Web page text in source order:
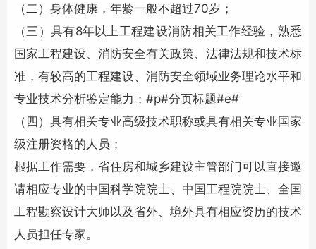
（二）身体健康，年龄一般不超过70岁；
（三）具有8年以上工程建设消防相关工作经验，熟悉
国家工程建设、 消防安全有关政策、法律法规和技术标
准，有较高的工程建设、 消防安全领域业务理论水平和
专业技术分析鉴定能力；#p#分页标题#e#
（四）具有相关专业高级技术职称或具有相关专业国家
级注册资格的人员；
根据工作需要，省住房和城乡建设主管部门可以直接邀
请相应专业的中国科学院院士、中国工程院院士、全国
工程勘察设计大师以及省外、境外具有相应资历的技术
人员担任专家。